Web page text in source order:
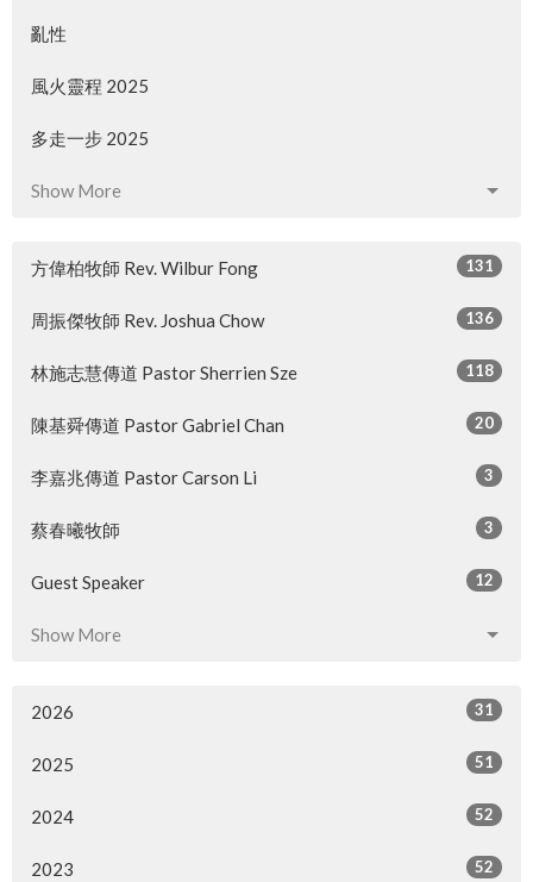
亂性
風火靈程 2025
多走一步 2025
Show More
方偉柏牧師 Rev. Wilbur Fong 131
周振傑牧師 Rev. Joshua Chow 136
林施志慧傳道 Pastor Sherrien Sze 118
陳基舜傳道 Pastor Gabriel Chan 20
李嘉兆傳道 Pastor Carson Li 3
蔡春曦牧師 3
Guest Speaker 12
Show More
2026 31
2025 51
2024 52
2023 52